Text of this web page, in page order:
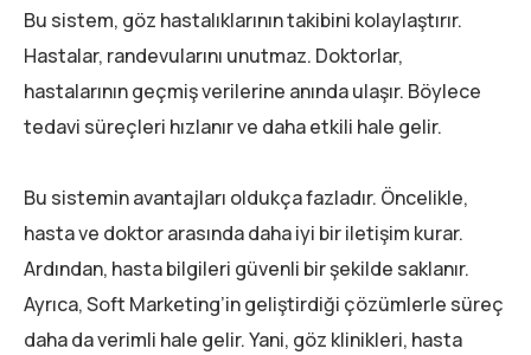
Bu sistem, göz hastalıklarının takibini kolaylaştırır.
Hastalar, randevularını unutmaz. Doktorlar,
hastalarının geçmiş verilerine anında ulaşır. Böylece
tedavi süreçleri hızlanır ve daha etkili hale gelir.
Bu sistemin avantajları oldukça fazladır. Öncelikle,
hasta ve doktor arasında daha iyi bir iletişim kurar.
Ardından, hasta bilgileri güvenli bir şekilde saklanır.
Ayrıca, Soft Marketing’in geliştirdiği çözümlerle süreç
daha da verimli hale gelir. Yani, göz klinikleri, hasta